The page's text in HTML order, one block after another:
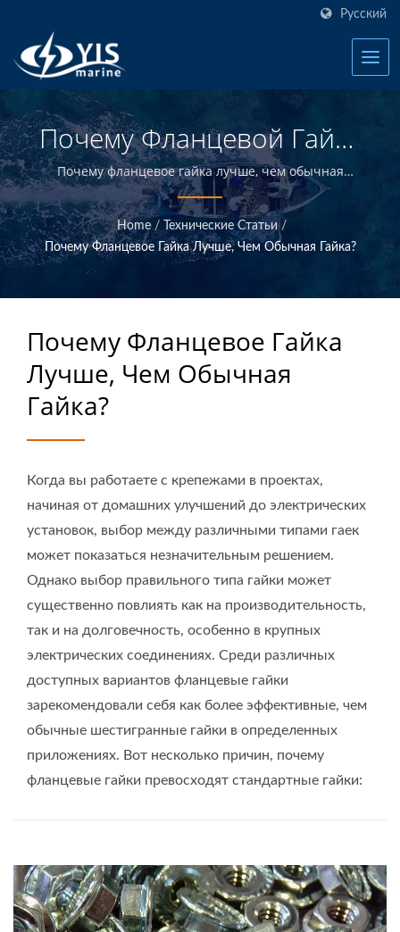
Русский
Почему Фланцевой Гайке
Лучше, Чем Обычной
Гайке? | Производитель
Панелей
Переключателей,
Автоматических
Выключателей Для
Морского Применения |
Почему фланцевое гайка лучше, чем обычная
гайка? | YIS Marine - профессиональный
производитель, посвященный предоставлению
высококачественной морской электротехники и
электроники. Благодаря разработке и производству
внутри компании и контролю качества в головном
офисе на Тайване, мы можем предложить
конкурентоспособным ценам.
Home / Технические Статьи /
Почему Фланцевое Гайка Лучше, Чем Обычная Гайка?
Почему Фланцевое Гайка
Лучше, Чем Обычная
Гайка?
Когда вы работаете с крепежами в проектах,
начиная от домашних улучшений до электрических
установок, выбор между различными типами гаек
может показаться незначительным решением.
Однако выбор правильного типа гайки может
существенно повлиять как на производительность,
так и на долговечность, особенно в крупных
электрических соединениях. Среди различных
доступных вариантов фланцевые гайки
зарекомендовали себя как более эффективные, чем
обычные шестигранные гайки в определенных
приложениях. Вот несколько причин, почему
фланцевые гайки превосходят стандартные гайки: